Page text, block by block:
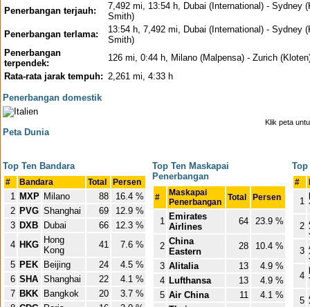
Penerbangan terjauh:
7,492 mi, 13:54 h, Dubai (International) - Sydney
Smith)
Penerbangan terlama:
13:54 h, 7,492 mi, Dubai (International) - Sydney
Smith)
Penerbangan
terpendek:
126 mi, 0:44 h, Milano (Malpensa) - Zurich
Rata-rata jarak tempuh: 2,261 mi, 4:33 h
Penerbangan domestik
Klik peta
Peta Dunia
Top Ten Bandara
# Bandara Total Persen
1 MXP Milano 88
16.4 %
2 PVG Shanghai 69
12.9 %
3 DXB Dubai 66
12.3 %
4 HKG Hong
Kong
41
7.6 %
5 PEK Beijing 24
4.5 %
6 SHA Shanghai 22
4.1 %
7 BKK Bangkok 20
3.7 %
Top Ten Maskapai
Penerbangan
#
Maskapai
Penerbangan
Total Persen
1 Emirates
Airlines
64 23.9 %
2 China
Eastern
28
10.4 %
3 Alitalia 13
4.9 %
4 Lufthansa 13
4.9 %
5 Air China 11
4.1 %
Top
#
1
2
3
4
5